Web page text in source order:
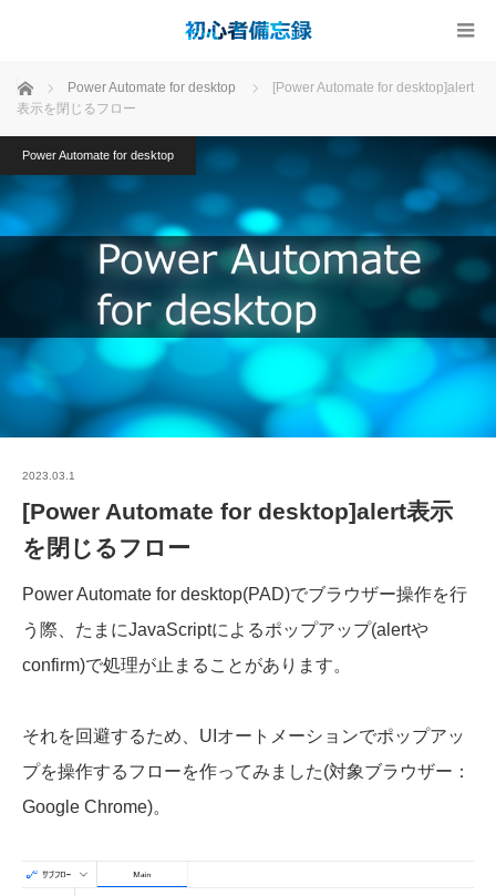
ホーム Power Automate for desktop
[Power Automate for desktop]alert
表示を閉じるフロー
Power Automate for desktop
2023.03.1
[Power Automate for desktop]alert表示
を閉じるフロー
Power Automate for desktop(PAD)でブラウザー操作を行
う際、たまにJavaScriptによるポップアップ(alertや
confirm)で処理が止まることがあります。
それを回避するため、UIオートメーションでポップアッ
プを操作するフローを作ってみました(対象ブラウザー：
Google Chrome)。